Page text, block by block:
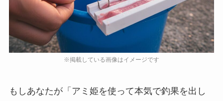
もしあなたが「アミ姫を使って本気で釣果を出し